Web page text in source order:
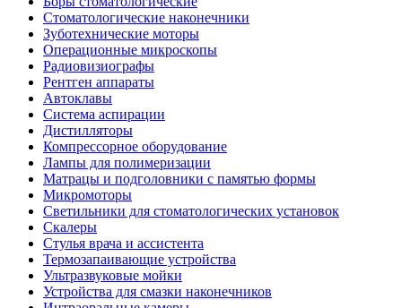
Стоматологические наконечники
Зуботехнические моторы
Операционные микроскопы
Радиовизиографы
Рентген аппараты
Автоклавы
Система аспирации
Дистилляторы
Компрессорное оборудование
Лампы для полимеризации
Матрацы и подголовники с памятью формы
Микромоторы
Светильники для стоматологических установок
Скалеры
Стулья врача и ассистента
Термозапаивающие устройства
Ультразвуковые мойки
Устройства для смазки наконечников